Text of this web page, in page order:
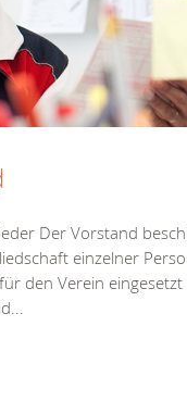
Der Vorstand
einzelner
den Verein eingesetzt